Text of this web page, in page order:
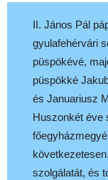
II. János Pál
gyulafehérvári
püspökévé,
püspökké
és Januariusz
Huszonkét éve
szolgálatát, és